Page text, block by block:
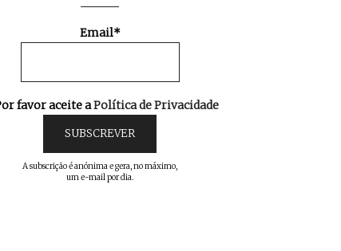
Email*
favor aceite aPolítica de Privacidade
A subscrição é anónima e gera, no máximo,
um e-mail por dia.